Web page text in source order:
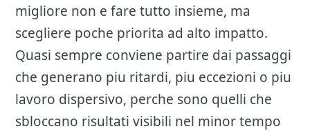
migliore non e fare tutto insieme, ma
scegliere poche priorita ad alto impatto.
Quasi sempre conviene partire dai passaggi
che generano piu ritardi, piu eccezioni o piu
lavoro dispersivo, perche sono quelli che
sbloccano risultati visibili nel minor tempo